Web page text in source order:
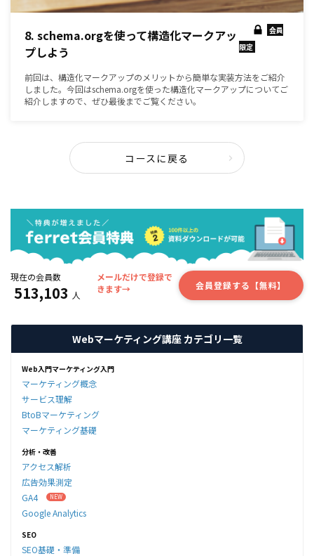
8. schema.orgを使って構造化マークアッ
プしよう
会員
限定
前回は、構造化マークアップのメリットから簡単な実装方法をご紹介
しました。今回はschema.orgを使った構造化マークアップについてご
紹介しますので、ぜひ最後までご覧ください。
コースに戻る
現在の会員数
513,103 人
メールだけで登録で
きます→
会員登録する【無料】
Webマーケティング講座 カテゴリ一覧
Web入門マーケティング入門
マーケティング概念
サービス理解
BtoBマーケティング
マーケティング基礎
分析・改善
アクセス解析
広告効果測定
GA4
Google Analytics
SEO
SEO基礎・準備